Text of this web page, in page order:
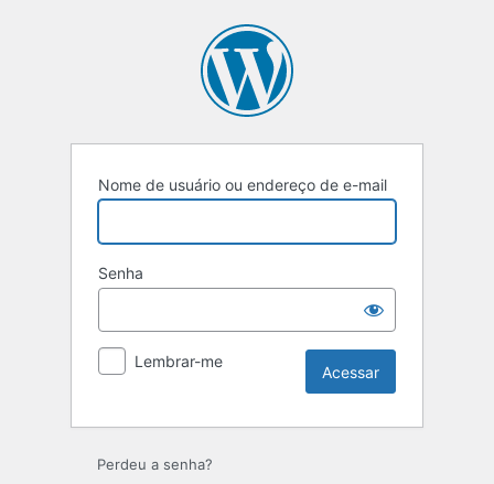
Nome de usuário ou endereço de e-mail
Senha
Lembrar-me
Perdeu a senha?